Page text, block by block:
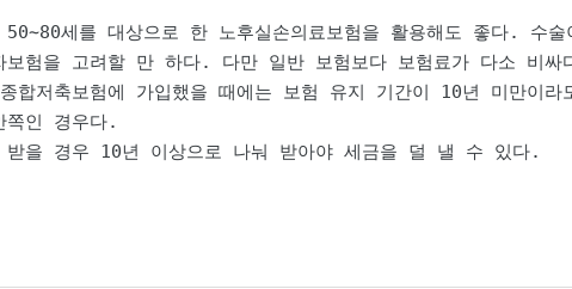
50∼80세를 대상으로 한 노후실손의료보험을 활용해도 좋다. 수
보험을 고려할 만 하다. 다만 일반 보험보다 보험료가 다소 비싸
합저축보험에 가입했을 때에는 보험 유지 기간이 10년 미만이
인 경우다.
받을 경우 10년 이상으로 나눠 받아야 세금을 덜 낼 수 있다.